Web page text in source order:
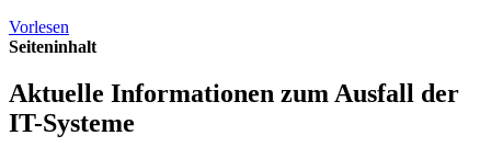
Vorlesen
Seiteninhalt
Aktuelle Informationen zum Ausfall der
IT-Systeme